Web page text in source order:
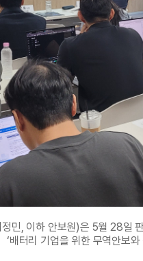
민, 이하 안보원)은 5월 28일
‘배터리 기업을 위한 무역안보